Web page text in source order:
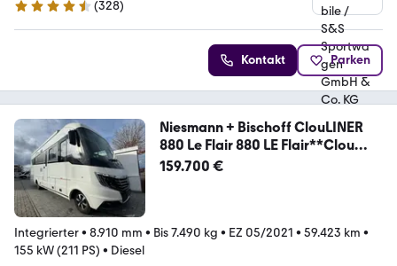
4.7 Sterne (328)
Kontakt Parken
Niesmann + Bischoff ClouLINER
880 Le Flair 880 LE Flair**Clou
Line**
159.700 €
Integrierter• 8.910 mm • Bis 7.490 kg • EZ 05/2021 • 59.423 km •
155 kW (211 PS) • Diesel